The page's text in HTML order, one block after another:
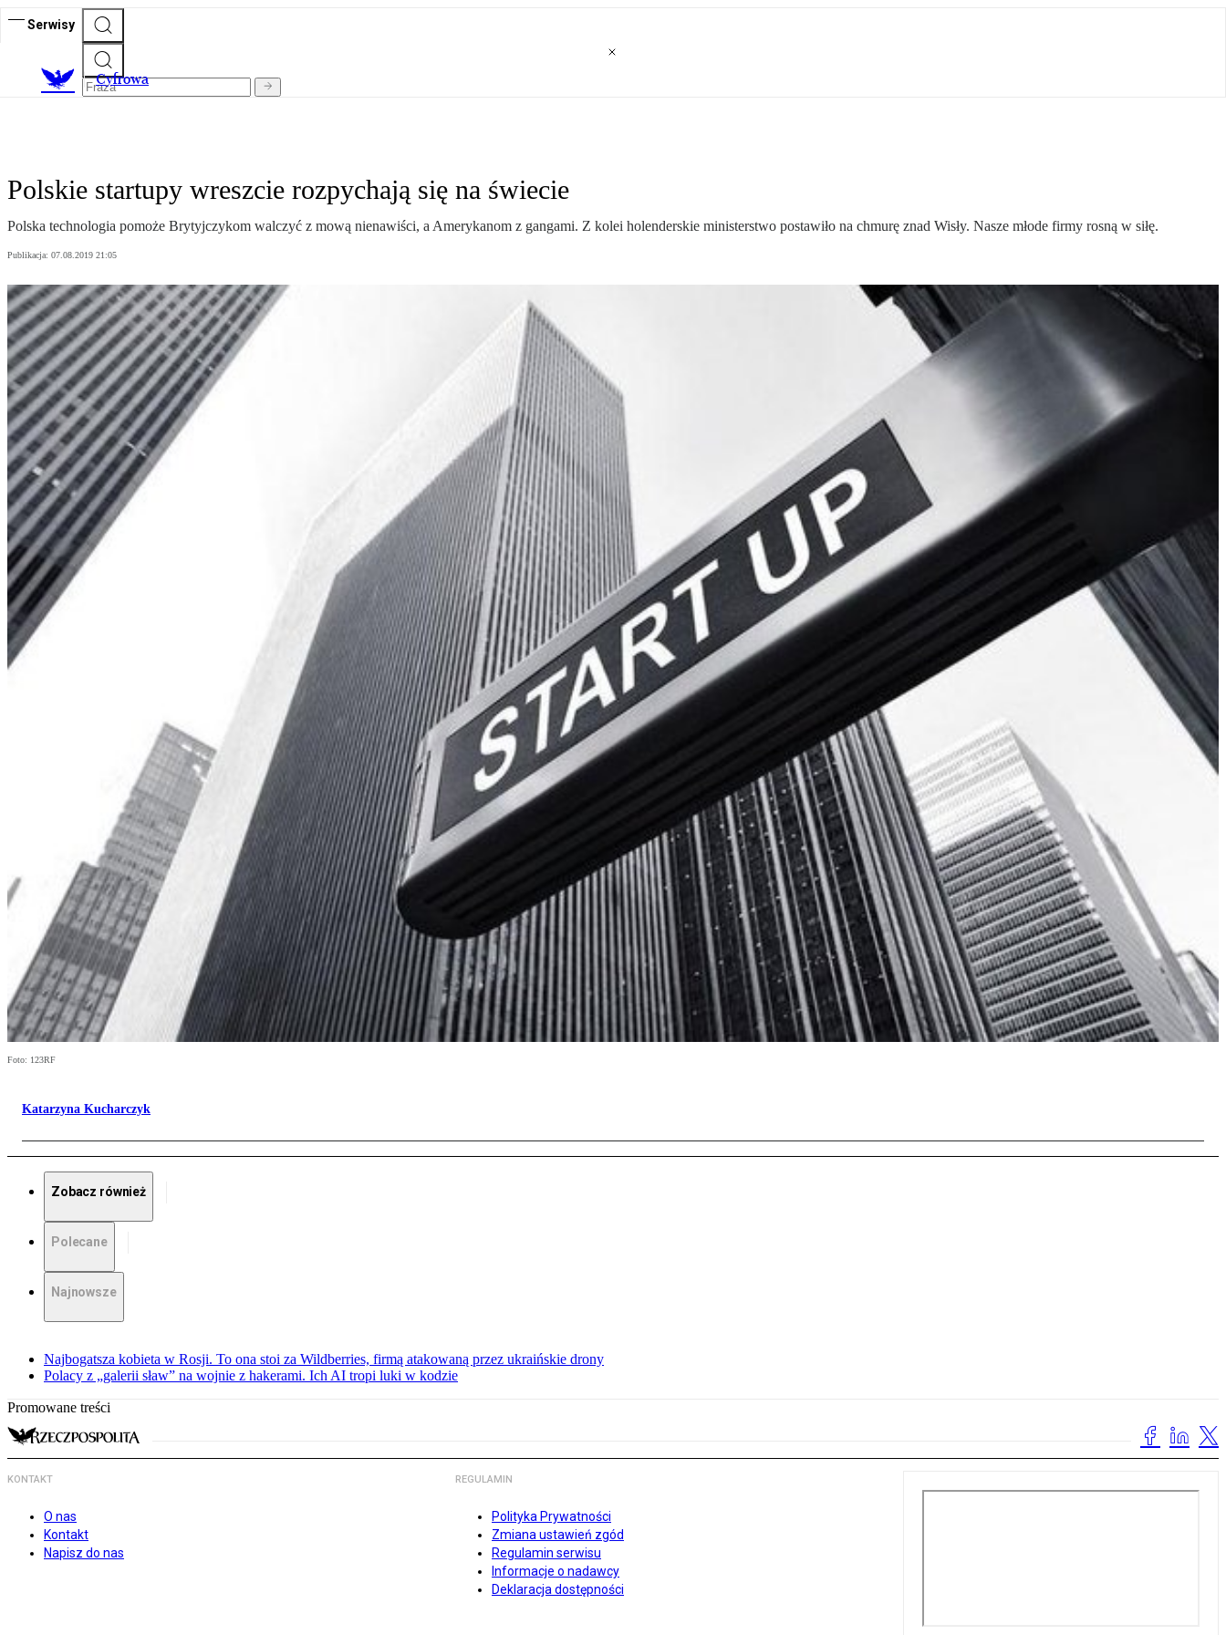
Serwisy
Cyfrowa
Polskie startupy wreszcie rozpychają się na świecie
Polska technologia pomoże Brytyjczykom walczyć z mową nienawiści, a Amerykanom z gangami. Z kolei holenderskie ministerstwo postawiło na chmurę znad Wisły. Nasze młode firmy rosną w siłę.
Publikacja: 07.08.2019 21:05
Foto: 123RF
Katarzyna Kucharczyk
Zobacz również
Polecane
Najnowsze
Najbogatsza kobieta w Rosji. To ona stoi za Wildberries, firmą atakowaną przez ukraińskie drony
Polacy z „galerii sław” na wojnie z hakerami. Ich AI tropi luki w kodzie
Promowane treści
KONTAKT
O nas
Kontakt
Napisz do nas
REGULAMIN
Polityka Prywatności
Zmiana ustawień zgód
Regulamin serwisu
Informacje o nadawcy
Deklaracja dostępności